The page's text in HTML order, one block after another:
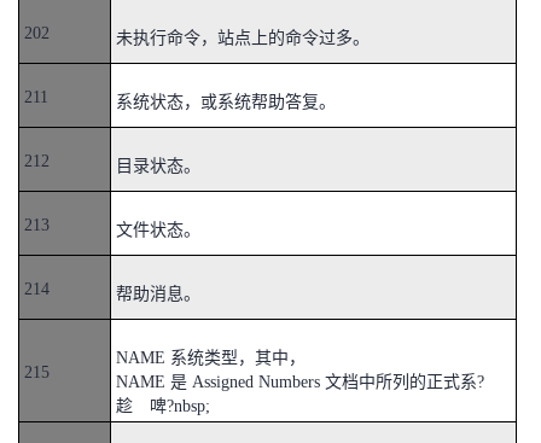
播
活
动
的
关
我
的
开
发
我
的
Programs
的
支
202 未执行命令，站点上的命令过多。
211 系统状态，或系统帮助答复。
212 目录状态。
213 文件状态。
214 帮助消息。
215
NAME 系统类型，其中，
NAME 是 Assigned Numbers 文档中所列的正式系?
趁 啤?nbsp;